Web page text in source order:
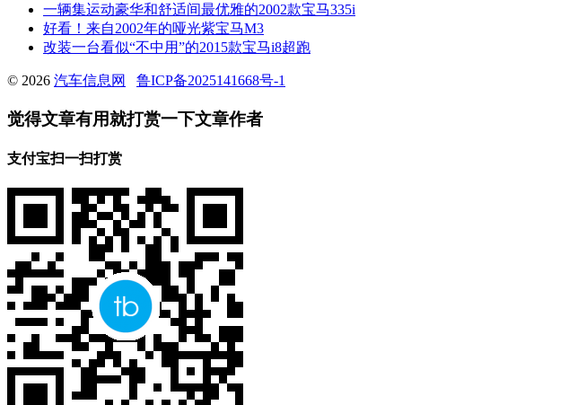
一辆集运动豪华和舒适间最优雅的2002款宝马335i
好看！来自2002年的哑光紫宝马M3
改装一台看似“不中用”的2015款宝马i8超跑
© 2026 汽车信息网 鲁ICP备2025141668号-1
觉得文章有用就打赏一下文章作者
支付宝扫一扫打赏